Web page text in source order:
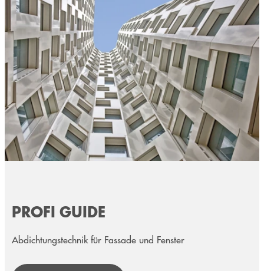
PROFI GUIDE
Abdichtungstechnik für Fassade und Fenster